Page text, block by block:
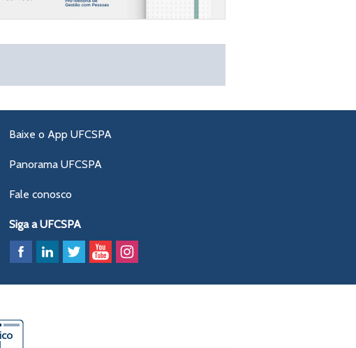
Baixe o App UFCSPA
Panorama UFCSPA
Fale conosco
Siga a UFCSPA